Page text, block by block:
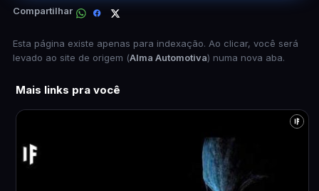
Compartilhar
Esta página existe apenas para indexação. Ao clicar, você será
levado ao site de origem (Alma Automotiva) numa nova aba.
Mais links pra você